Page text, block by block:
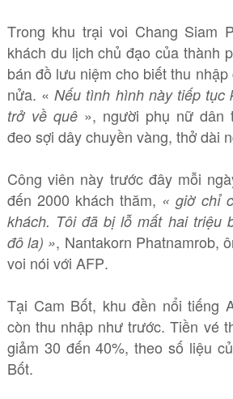
Trong khu trại voi Chang Siam
khách du lịch chủ đạo của thành
bán đồ lưu niệm cho biết thu
nửa. «Nếu tình hình này tiếp tục
trở về quê», người phụ nữ dân
đeo sợi dây chuyền vàng, thở dài
Công viên này trước đây mỗi
đến 2000 khách thăm, « giờ chỉ
khách. Tôi đã bị lỗ mất hai triệu
đô la) », Nantakorn Phatnamrob,
voi nói với AFP.
Tại Cam Bốt, khu đền nổi tiếng
còn thu nhập như trước. Tiền vé
giảm 30 đến 40%, theo số liệu
Bốt.